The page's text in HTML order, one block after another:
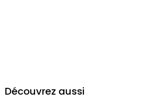
Découvrez aussi